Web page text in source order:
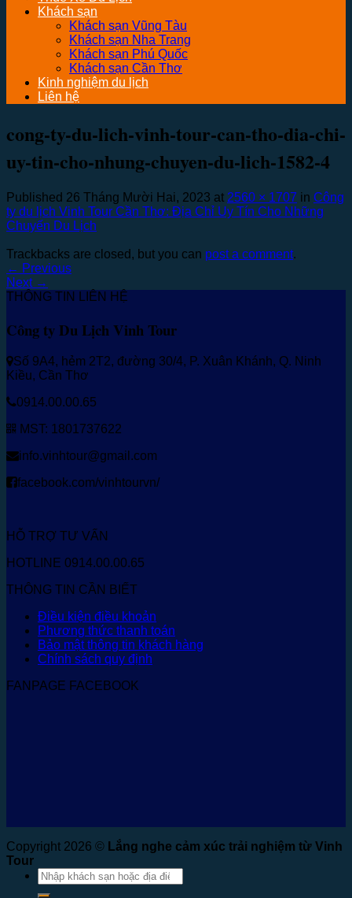
Khách sạn
Khách sạn Vũng Tàu
Khách sạn Nha Trang
Khách sạn Phú Quốc
Khách sạn Cần Thơ
Kinh nghiệm du lịch
Liên hệ
cong-ty-du-lich-vinh-tour-can-tho-dia-chi-
uy-tin-cho-nhung-chuyen-du-lich-1582-4
Published 26 Tháng Mười Hai, 2023 at 2560 × 1707 in Công
ty du lịch Vinh Tour Cần Thơ: Địa Chỉ Uy Tín Cho Những
Chuyến Du Lịch
Trackbacks are closed, but you can post a comment.
← Previous
Next →
THÔNG TIN LIÊN HỆ
Công ty Du Lịch Vinh Tour
Số 9A4, hẻm 2T2, đường 30/4, P. Xuân Khánh, Q. Ninh
Kiều, Cần Thơ
0914.00.00.65
MST: 1801737622
info.vinhtour@gmail.com
facebook.com/vinhtourvn/
HỖ TRỢ TƯ VẤN
HOTLINE 0914.00.00.65
THÔNG TIN CẦN BIẾT
Điều kiện điều khoản
Phương thức thanh toán
Bảo mật thông tin khách hàng
Chính sách quy định
FANPAGE FACEBOOK
Copyright 2026 © Lắng nghe cảm xúc trải nghiệm từ Vinh
Tour
Tìm
kiếm: